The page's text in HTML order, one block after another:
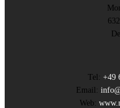
Tel: +49
Email:
Web: